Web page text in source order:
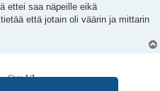
ettei saa näpeille eikä
että jotain oli väärin ja mittarin
• Sivu1/1